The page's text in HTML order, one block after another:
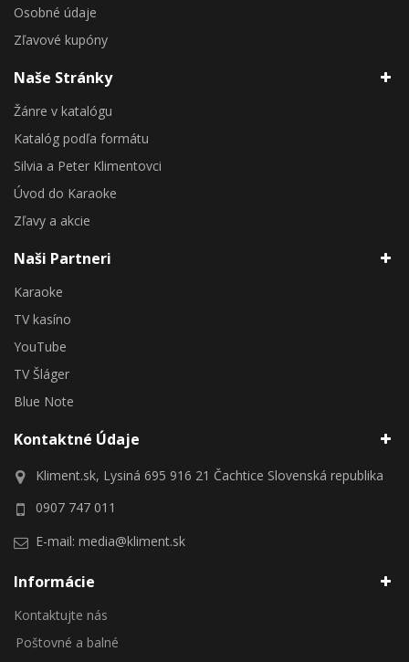
Osobné údaje
Zľavové kupóny
Naše Stránky
Žánre v katalógu
Katalóg podľa formátu
Silvia a Peter Klimentovci
Úvod do Karaoke
Zľavy a akcie
Naši Partneri
Karaoke
TV kasíno
YouTube
TV Šláger
Blue Note
Kontaktné Údaje
Kliment.sk, Lysiná 695 916 21 Čachtice Slovenská republika
0907 747 011
E-mail: media@kliment.sk
Informácie
Kontaktujte nás
Poštovné a balné